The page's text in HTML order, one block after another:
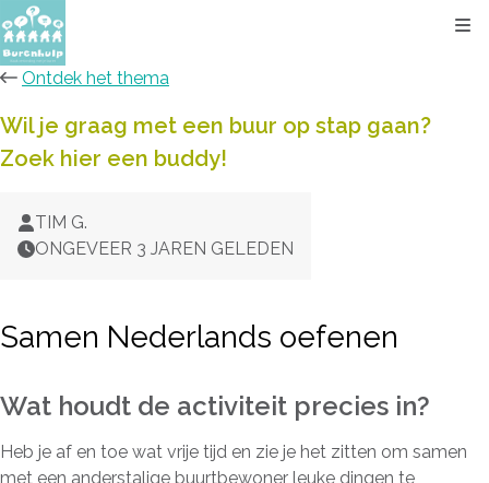
Ontdek het thema
Wil je graag met een buur op stap gaan?
Zoek hier een buddy!
TIM G.
ONGEVEER 3 JAREN GELEDEN
Samen Nederlands oefenen
Wat houdt de activiteit precies in?
Heb je af en toe wat vrije tijd en zie je het zitten om samen
met een anderstalige buurtbewoner leuke dingen te